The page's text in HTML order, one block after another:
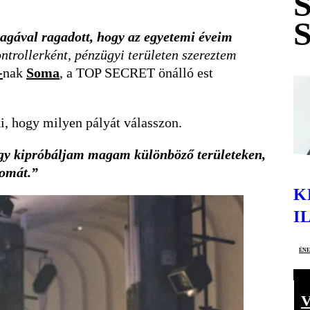
ragadott, hogy az egyetemi éveim
pénzügyi területen szereztem
nak Soma, a TOP SECRET önálló est
hogy milyen pályát válasszon.
kipróbáljam magam különböző területeken,